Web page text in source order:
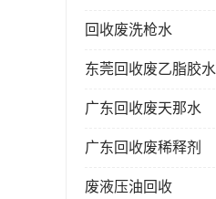
回收废洗枪水
东莞回收废乙脂胶水
广东回收废天那水
广东回收废稀释剂
废液压油回收